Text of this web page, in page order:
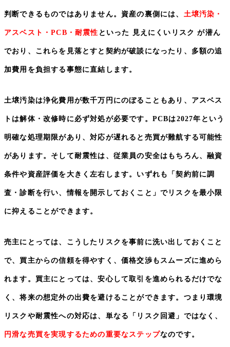
判断できるものではありません。資産の裏側には、 土壌汚染・
アスベスト・PCB ・耐震性 といった 見えにくいリスク が潜ん
でおり、これらを見落とすと契約が破談になったり、多額の追
加費用を負担する事態に直結します。
土壌汚染は浄化費用が数千万円にのぼることもあり、アスベス
トは解体・改修時に必ず対処が必要です。 PCBは2027年という
明確な処理期限があり、対応が遅れると売買が難航する可能性
があります。そして耐震性は、従業員の安全はもちろん、融資
条件や資産評価を大きく左右します。いずれも「契約前に調
査・診断を行い、情報を開示しておくこと」でリスクを最小限
に抑えることができます。
売主にとっては、こうしたリスクを事前に洗い出しておくこと
で、買主からの信頼を得やすく、価格交渉もスムーズに進めら
れます。買主にとっては、安心して取引を進められるだけでな
く、将来の想定外の出費を避けることができます。つまり環境
リスクや耐震性への対応は、単なる「リスク回避」ではなく、
円滑な売買を実現するための重要なステップなのです。